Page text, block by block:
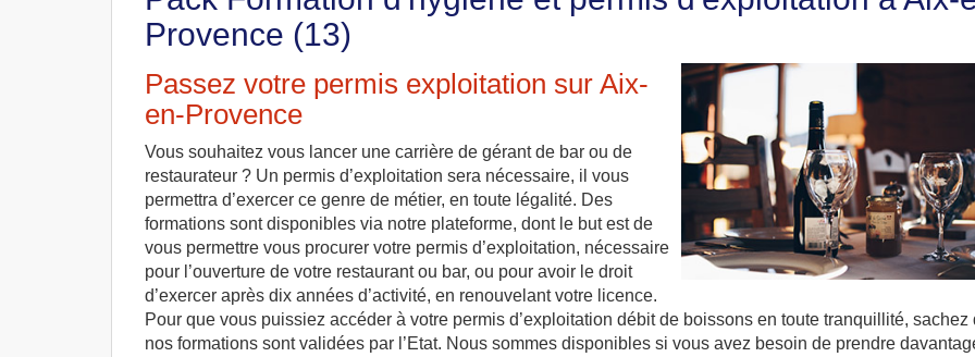
Provence (13)
Passez votre permis exploitation sur Aix-
en-Provence
Vous souhaitez vous lancer une carrière de gérant de bar ou de
restaurateur ? Un permis d’exploitation sera nécessaire, il vous
permettra d’exercer ce genre de métier, en toute légalité. Des
formations sont disponibles via notre plateforme, dont le but est de
vous permettre vous procurer votre permis d’exploitation, nécessaire
pour l’ouverture de votre restaurant ou bar, ou pour avoir le droit
d’exercer après dix années d’activité, en renouvelant votre licence.
Pour que vous puissiez accéder à votre permis d’exploitation débit de boissons en toute tranquillité, sachez
nos formations sont validées par l’Etat. Nous sommes disponibles si vous avez besoin de prendre